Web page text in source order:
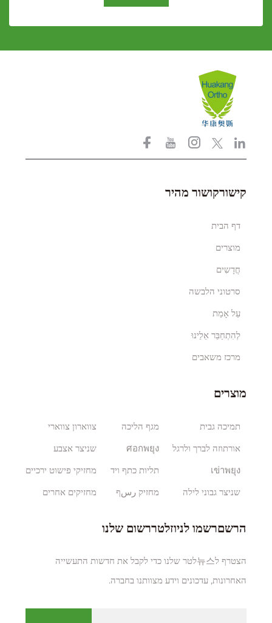
קישורקושור מהיר
דף הבית
מוצרים
חֲדָשִים
סרטוני הלבשה
עַל אָמַת
לְהִתְחַבֵּר אֵלֵינוּ
מרכז משאבים
מוצרים
תמיכה גבית
אורתוזה לברך ולרגל
เข่าพยุง
שניצר גבוני לילה
מגף הליכה
ศอกพยุง
תליות כתף ויד
מחזיק رسף
צווארון צווארי
שניצר אצבע
מחזיקי פישוט ירכיים
מחזיקים אחרים
הרשםרשמו לניוזלטררשום שלנו
הצטרף ל뉴스לטר שלנו כדי לקבל את חדשות התעשייה
האחרונות, עדכונים וידע מצוותנו בחברה.